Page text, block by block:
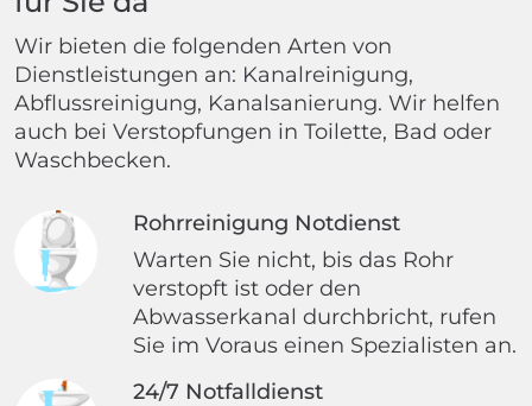
Wir bieten die folgenden Arten von
Dienstleistungen an: Kanalreinigung,
Abflussreinigung, Kanalsanierung. Wir helfen
auch bei Verstopfungen in Toilette, Bad oder
Waschbecken.
Rohrreinigung Notdienst
Warten Sie nicht, bis das Rohr
verstopft ist oder den
Abwasserkanal durchbricht, rufen
Sie im Voraus einen Spezialisten an.
24/7 Notfalldienst